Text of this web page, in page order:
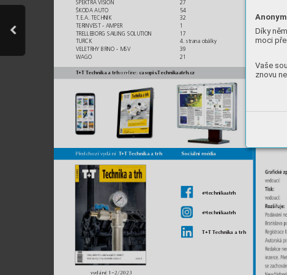
Díky
moci
Vaše
znovu
SPEKTRA VISION
27
ŠKODA AUTO
54
T.E.A. TECHNIK
32
TERINVEST - AMPER
1
TRELLEBORG SAILING SOLUTION
17
TURCK
4. strana obálky
VELETRHY BRNO - MSV
39
WAGO
21
Předchozí vydání T+T Technika a trh             Sociální média
vydání: 1–2/2023
@technikaatrh
@technikaatrh
T+T Technika a trh
T+T Technika a trh on-line: casopis.Technikaatrh.cz